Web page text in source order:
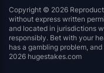
Copyright © 2026
without express written
and located in jurisdictions
responsibly. Bet with your
has a gambling problem,
2026 hugestakes.com